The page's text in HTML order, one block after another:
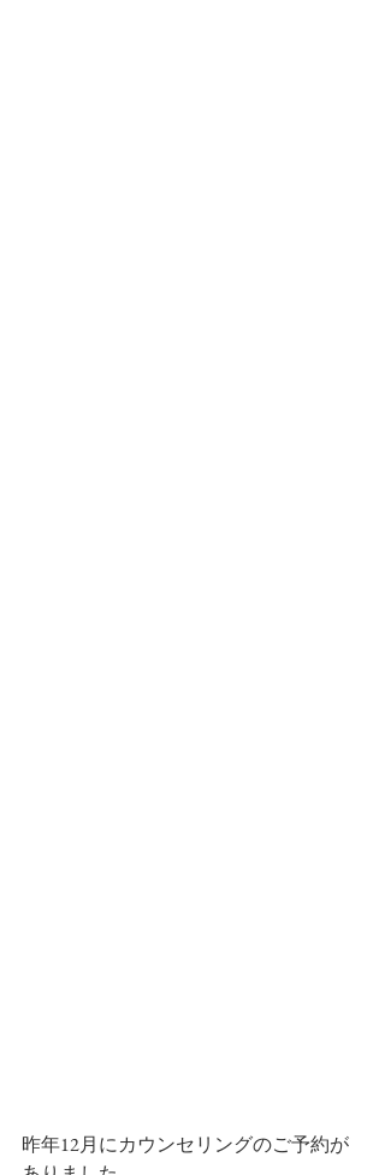
昨年12月にカウンセリングのご予約が